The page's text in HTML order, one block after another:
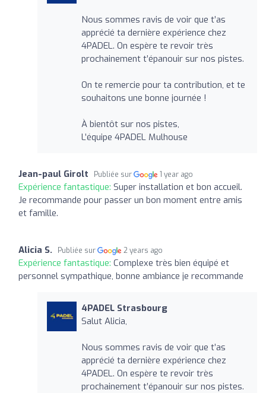
Nous sommes ravis de voir que t’as
apprécié ta dernière expérience chez
4PADEL. On espère te revoir très
prochainement t’épanouir sur nos pistes.
On te remercie pour ta contribution, et te
souhaitons une bonne journée !
À bientôt sur nos pistes,
L’équipe 4PADEL Mulhouse
Jean-paul Girolt Publiée sur 1 year ago
Expérience fantastique: Super installation et bon accueil.
Je recommande pour passer un bon moment entre amis
et famille.
Alicia S. Publiée sur 2 years ago
Expérience fantastique: Complexe très bien équipé et
personnel sympathique, bonne ambiance je recommande
4PADEL Strasbourg
Salut Alicia,
Nous sommes ravis de voir que t’as
apprécié ta dernière expérience chez
4PADEL. On espère te revoir très
prochainement t’épanouir sur nos pistes.